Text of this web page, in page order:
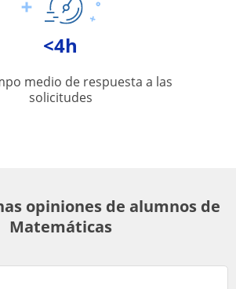
<4h
medio de respuesta a las
solicitudes
opiniones de alumnos de
Matemáticas